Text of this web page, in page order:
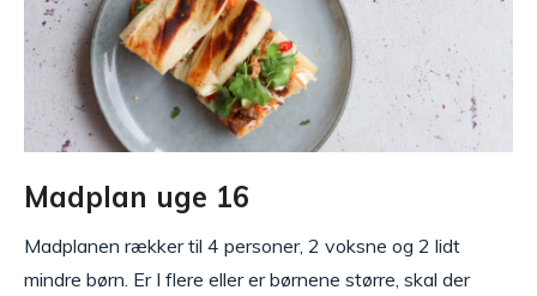
Madplan uge 16
Madplanen rækker til 4 personer, 2 voksne og 2 lidt
mindre børn. Er I flere eller er børnene større, skal der